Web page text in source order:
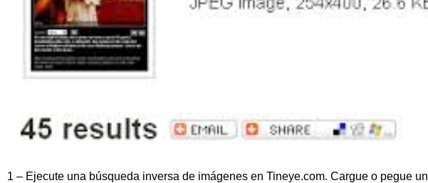
1 – Ejecute una búsqueda inversa de imágenes en Tineye.com. Cargue o pegue un